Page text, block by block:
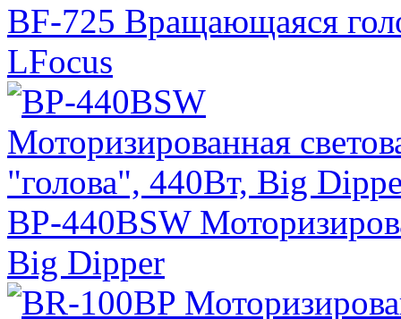
BF-725 Вращающаяся
LFocus
BP-440BSW
Big Dipper